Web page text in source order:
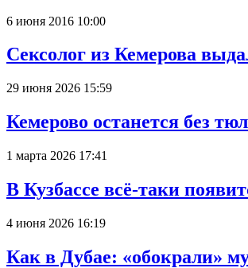
6 июня 2016 10:00
Сексолог из Кемерова
29 июня 2026 15:59
Кемерово останется без
1 марта 2026 17:41
В Кузбассе всё-таки
4 июня 2026 16:19
Как в Дубае: «обокрали»